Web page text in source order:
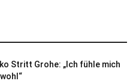
Stritt Grohe: „Ich fühle mich